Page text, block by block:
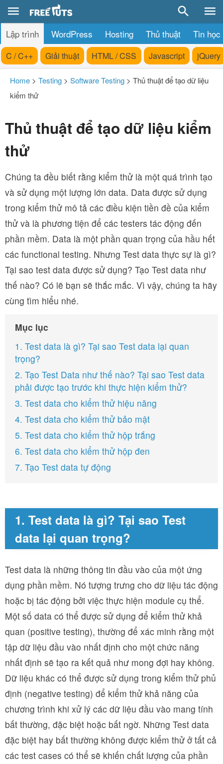
Lập trình WordPress Hosting Thủ thuật Tin học
C / C++ Giải thuật HTML / CSS Javascript jQuery
Home > Testing > Software Testing > Thủ thuật để tạo dữ liệu
kiểm thử
Thủ thuật để tạo dữ liệu kiểm
thử
Chúng ta đều biết rằng kiểm thử là một quá trình tạo
và sử dụng một lượng lớn data. Data được sử dụng
trong kiểm thử mô tả các điều kiện tiền đề của kiểm
thử và là phương tiện để các testers tác động đến
phần mềm. Data là một phần quan trọng của hầu hết
các functional testing. Nhưng Test data thực sự là gì?
Tại sao test data được sử dụng? Tạo Test data như
thế nào? Có lẽ bạn sẽ thắc mắc. Vì vậy, chúng ta hãy
cùng tìm hiểu nhé.
Mục lục
1. Test data là gì? Tại sao Test data lại quan
trọng?
2. Tạo Test Data như thế nào? Tại sao Test data
phải được tạo trước khi thực hiện kiểm thử?
3. Test data cho kiểm thử hiệu năng
4. Test data cho kiểm thử bảo mật
5. Test data cho kiểm thử hộp trắng
6. Test data cho kiểm thử hộp đen
7. Tạo Test data tự động
1. Test data là gì? Tại sao Test
data lại quan trọng?
Test data là những thông tin đầu vào của một ứng
dụng phần mềm. Nó tượng trưng cho dữ liệu tác động
hoặc bị tác động bởi việc thực hiện module cụ thể.
Một số data có thể được sử dụng để kiểm thử khả
quan (positive testing), thường để xác minh rằng một
tập dữ liệu đầu vào nhất định cho một chức năng
nhất định sẽ tạo ra kết quả như mong đợi hay không.
Dữ liệu khác có thể được sử dụng trong kiểm thử phủ
định (negative testing) để kiểm thử khả năng của
chương trình khi xử lý các dữ liệu đầu vào mang tính
bất thường, đặc biệt hoặc bất ngờ. Những Test data
đặc biệt hay bất thường không được kiểm thử ở tất cả
các test cases có thể sẽ khiến chất lượng của phần